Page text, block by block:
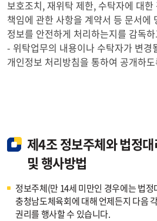
보호조치, 재위탁 제한, 수탁자에 대
책임에 관한 사항을 계약서 등 문서에
정보를 안전하게 처리하는지를 감독
- 위탁업무의 내용이나 수탁자가 변경
개인정보 처리방침을 통하여 공개하
제4조 정보주체와 법정
및 행사방법
정보주체(만 14세 미만인 경우에는 법
충청남도체육회에 대해 언제든지 다음
권리를 행사할 수 있습니다.